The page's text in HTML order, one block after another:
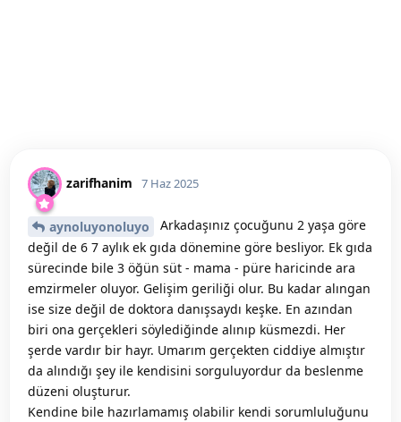
zarifhanim 7 Haz 2025
aynoluyonoluyo
Arkadaşınız çocuğunu 2 yaşa göre
değil de 6 7 aylık ek gıda dönemine göre besliyor. Ek gıda
sürecinde bile 3 öğün süt - mama - püre haricinde ara
emzirmeler oluyor. Gelişim geriliği olur. Bu kadar alıngan
ise size değil de doktora danışsaydı keşke. En azından
biri ona gerçekleri söylediğinde alınıp küsmezdi. Her
şerde vardır bir hayr. Umarım gerçekten ciddiye almıştır
da alındığı şey ile kendisini sorguluyordur da beslenme
düzeni oluşturur.
Kendine bile hazırlamamış olabilir kendi sorumluluğunu